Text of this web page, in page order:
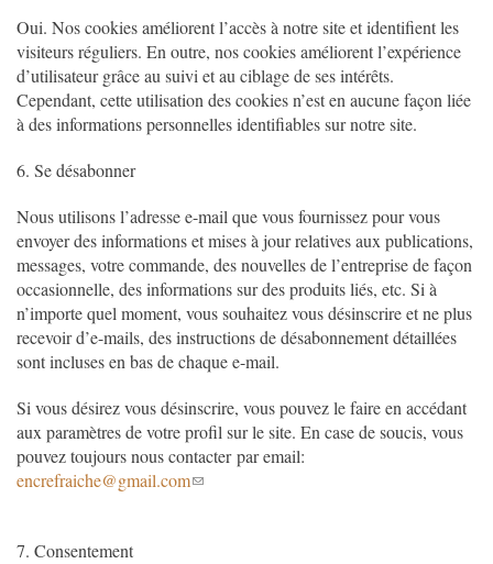
Oui. Nos cookies améliorent l’accès à notre site et identifient les
visiteurs réguliers. En outre, nos cookies améliorent l’expérience
d’utilisateur grâce au suivi et au ciblage de ses intérêts.
Cependant, cette utilisation des cookies n’est en aucune façon liée
à des informations personnelles identifiables sur notre site.
6. Se désabonner
Nous utilisons l’adresse e-mail que vous fournissez pour vous
envoyer des informations et mises à jour relatives aux publications,
messages, votre commande, des nouvelles de l’entreprise de façon
occasionnelle, des informations sur des produits liés, etc. Si à
n’importe quel moment, vous souhaitez vous désinscrire et ne plus
recevoir d’e-mails, des instructions de désabonnement détaillées
sont incluses en bas de chaque e-mail.
Si vous désirez vous désinscrire, vous pouvez le faire en accédant
aux paramètres de votre profil sur le site. En case de soucis, vous
pouvez toujours nous contacter par email:
encrefraiche@gmail.com
7. Consentement